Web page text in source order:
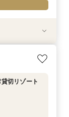
でOK！オン
分×見積もり相
食＆直前予約
一日！期間限
】光の大聖堂
切リゾート